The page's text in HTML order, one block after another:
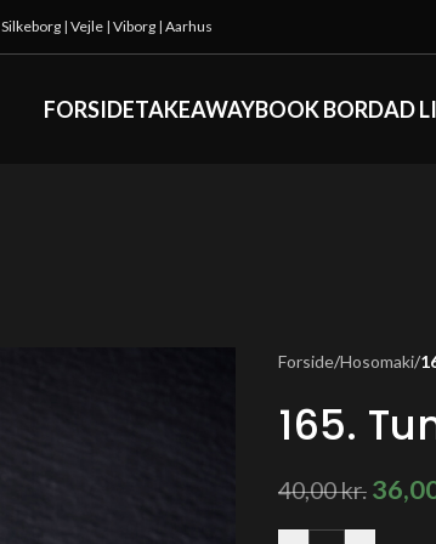
Silkeborg | Vejle | Viborg | Aarhus
FORSIDETAKEAWAYBOOK BORDAD
Forside/Hosomaki/
165.
40,00kr.